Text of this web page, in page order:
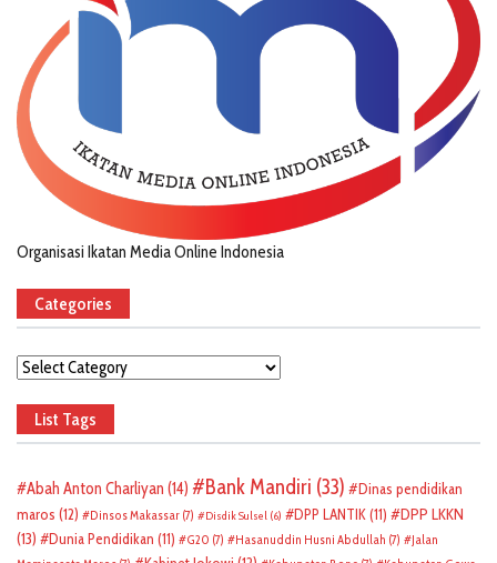
Organisasi Ikatan Media Online Indonesia
Categories
Categories
List Tags
Abah Anton Charliyan (14) Bank Mandiri (33)
Dinas pendidikan
maros (12) Dinsos Makassar (7) Disdik Sulsel (6) DPP LANTIK(11)
DPP LKKN
(13)
Dunia Pendidikan (11) G20 (7) Hasanuddin Husni Abdullah (7)
Jalan